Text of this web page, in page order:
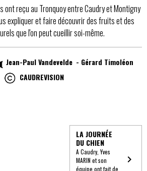
ont reçu au Tronquoy entre Caudry et Montigny
expliquer et faire découvrir des fruits et des
que l'on peut cueillir soi-même.
Jean-Paul Vandevelde - Gérard Timoléon​
CAUDREVISION
LA JOURNÉE
DU CHIEN
A Caudry, Yves
MARIN et son
équipe ont fait de